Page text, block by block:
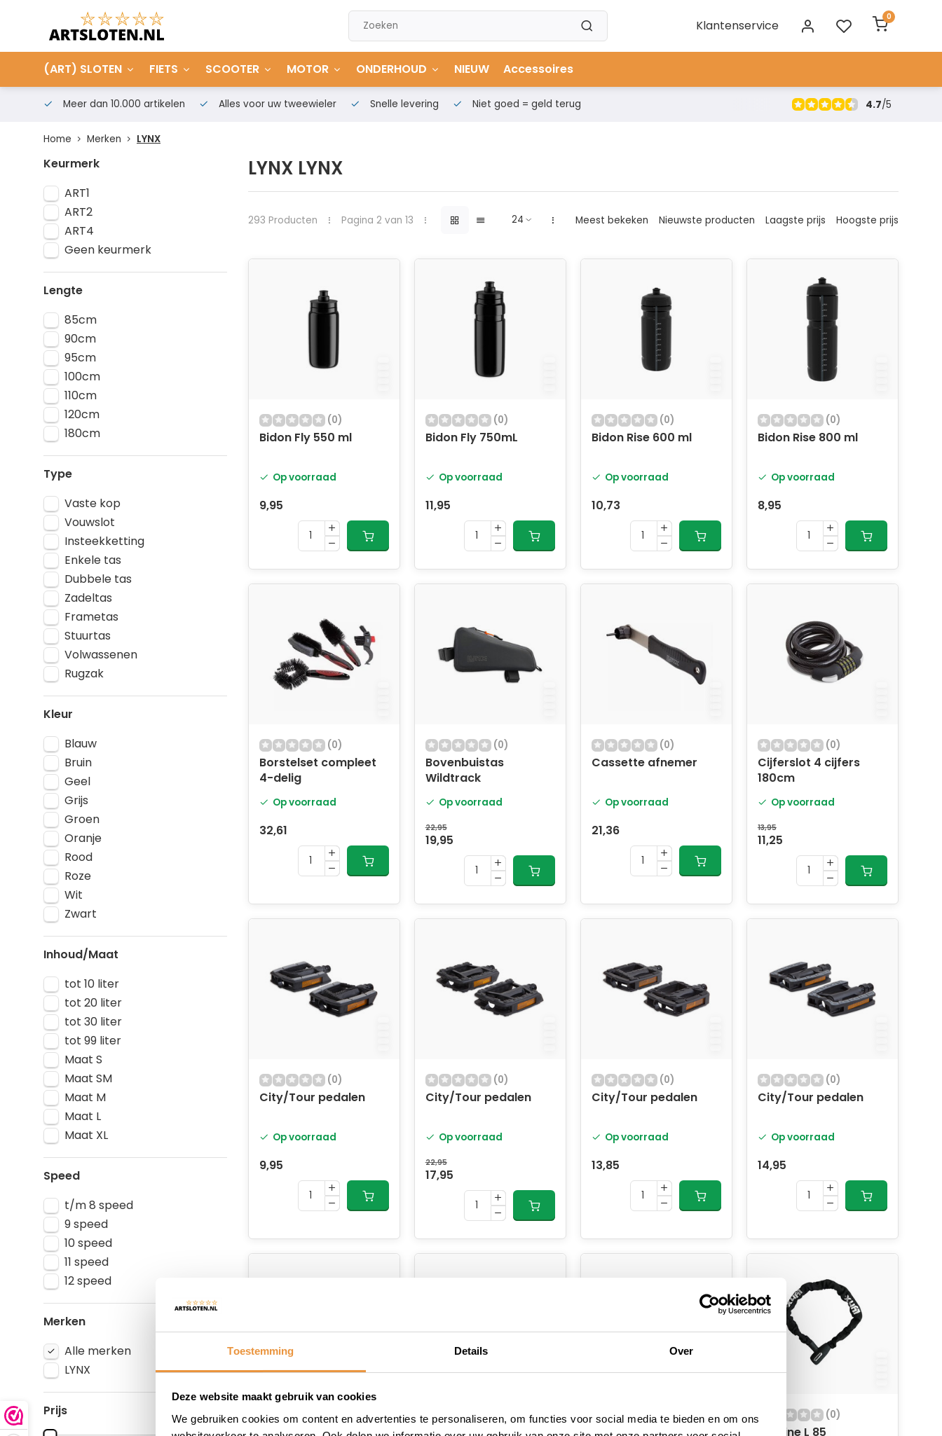
Toestemming Details Over
Deze website maakt gebruik van cookies
We gebruiken cookies om content en advertenties te personaliseren, om functies voor social media te bieden en om ons
Klantenservice
0
(ART) SLOTEN FIETS SCOOTER MOTOR ONDERHOUD NIEUW Accessoires
Meer dan 10.000 artikelen Alles voor uw tweewieler Snelle levering Niet goed = geld terug 4.7/5
Home Merken LYNX
Keurmerk
ART1
ART2
ART4
Geen keurmerk
Lengte
85cm
90cm
95cm
100cm
110cm
120cm
180cm
Type
Vaste kop
Vouwslot
Insteekketting
Enkele tas
Dubbele tas
Zadeltas
Frametas
Stuurtas
Volwassenen
Rugzak
Kleur
Blauw
Bruin
Geel
Grijs
Groen
Oranje
Rood
Roze
Wit
Zwart
Inhoud/Maat
tot 10 liter
tot 20 liter
tot 30 liter
tot 99 liter
Maat S
Maat SM
Maat M
Maat L
Maat XL
Speed
t/m 8 speed
9 speed
10 speed
11 speed
12 speed
Merken
Alle merken
LYNX
Prijs
LYNX LYNX
293 Producten Pagina 2 van 13 Meest bekeken Nieuwste producten Laagste prijs Hoogste prijs
(0)
Bidon Fly 550 ml
Op voorraad
9,95
(0)
Bidon Fly 750mL
Op voorraad
11,95
(0)
Bidon Rise 600 ml
Op voorraad
10,73
(0)
Bidon Rise 800 ml
Op voorraad
8,95
(0)
Borstelset compleet
4-delig
Op voorraad
32,61
(0)
Bovenbuistas
Wildtrack
Op voorraad
22,95
19,95
(0)
Cassette afnemer
Op voorraad
21,36
(0)
Cijferslot 4 cijfers
180cm
Op voorraad
13,95
11,25
(0)
City/Tour pedalen
Op voorraad
9,95
(0)
City/Tour pedalen
Op voorraad
22,95
17,95
(0)
City/Tour pedalen
Op voorraad
13,85
(0)
City/Tour pedalen
Op voorraad
14,95
(0)
City/Tour pedalen
(0)
City/Tour pedalen
(0)
City/Tour pedalen
(0)
Cityline L 85